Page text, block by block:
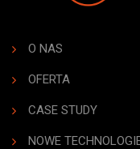
O NAS
OFERTA
CASE STUDY
NOWE